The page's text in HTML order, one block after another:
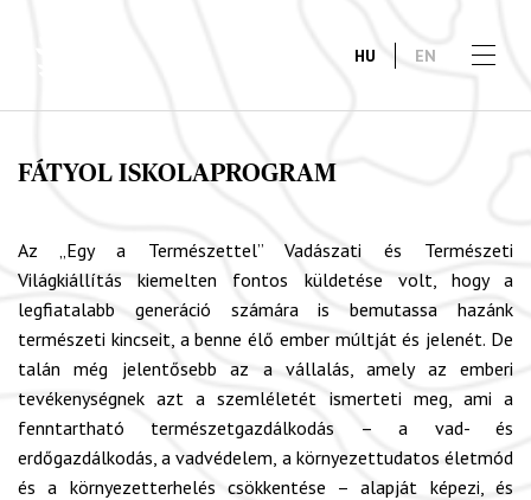
HU EN
FÁTYOL ISKOLAPROGRAM
Az „Egy a Természettel” Vadászati és Természeti
Világkiállítás kiemelten fontos küldetése volt, hogy a
legfiatalabb generáció számára is bemutassa hazánk
természeti kincseit, a benne élő ember múltját és jelenét. De
talán még jelentősebb az a vállalás, amely az emberi
tevékenységnek azt a szemléletét ismerteti meg, ami a
fenntartható természetgazdálkodás – a vad- és
erdőgazdálkodás, a vadvédelem, a környezettudatos életmód
és a környezetterhelés csökkentése – alapját képezi, és